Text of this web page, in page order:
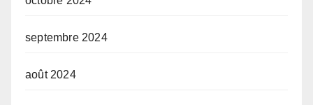
septembre 2024
août 2024